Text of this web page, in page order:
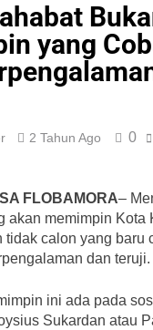
yang
2 Tahun Ago 0
FLOBAMORA–
akan memimpin Kota
tidak calon yang baru
dan teruji.
ini ada pada
Sukardan atau